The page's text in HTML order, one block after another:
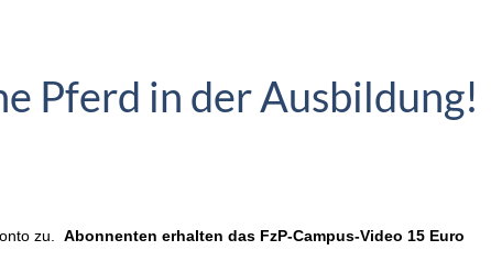
Pferd in der Ausbildung!
zu. Abonnenten erhalten das FzP-Campus-Video 15 Euro